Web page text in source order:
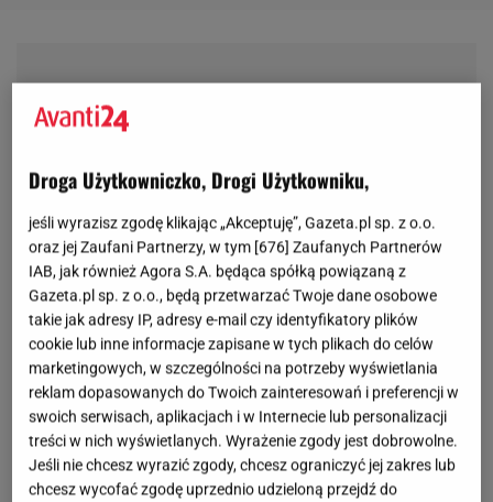
Droga Użytkowniczko, Drogi Użytkowniku,
jeśli wyrazisz zgodę klikając „Akceptuję”, Gazeta.pl sp. z o.o.
oraz jej Zaufani Partnerzy, w tym [676] Zaufanych Partnerów
IAB, jak również Agora S.A. będąca spółką powiązaną z
Gazeta.pl sp. z o.o., będą przetwarzać Twoje dane osobowe
takie jak adresy IP, adresy e-mail czy identyfikatory plików
cookie lub inne informacje zapisane w tych plikach do celów
marketingowych, w szczególności na potrzeby wyświetlania
reklam dopasowanych do Twoich zainteresowań i preferencji w
swoich serwisach, aplikacjach i w Internecie lub personalizacji
treści w nich wyświetlanych. Wyrażenie zgody jest dobrowolne.
Jeśli nie chcesz wyrazić zgody, chcesz ograniczyć jej zakres lub
chcesz wycofać zgodę uprzednio udzieloną przejdź do